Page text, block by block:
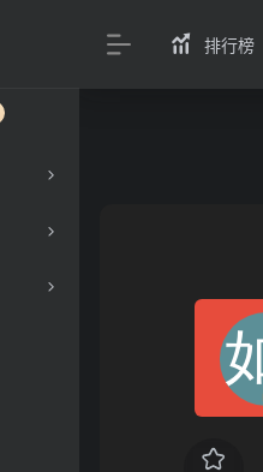
排行榜